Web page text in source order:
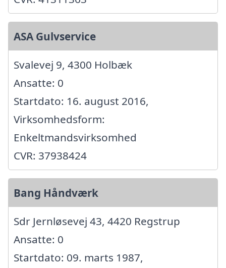
ASA Gulvservice
Svalevej 9, 4300 Holbæk
Ansatte: 0
Startdato: 16. august 2016,
Virksomhedsform:
Enkeltmandsvirksomhed
CVR: 37938424
Bang Håndværk
Sdr Jernløsevej 43, 4420 Regstrup
Ansatte: 0
Startdato: 09. marts 1987,